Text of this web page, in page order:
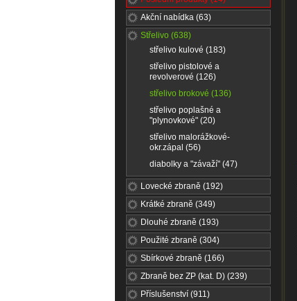
Akční nabídka (63)
Střelivo (638)
střelivo kulové (183)
střelivo pistolové a
revolverové (126)
střelivo brokové (136)
střelivo poplašné a
"plynovkové" (20)
střelivo malorážkové-
okr.zápal (56)
diabolky a "závaží" (47)
Lovecké zbraně (192)
Krátké zbraně (349)
Dlouhé zbraně (193)
Použité zbraně (304)
Sbírkové zbraně (166)
Zbraně bez ZP (kat. D) (239)
Příslušenství (911)